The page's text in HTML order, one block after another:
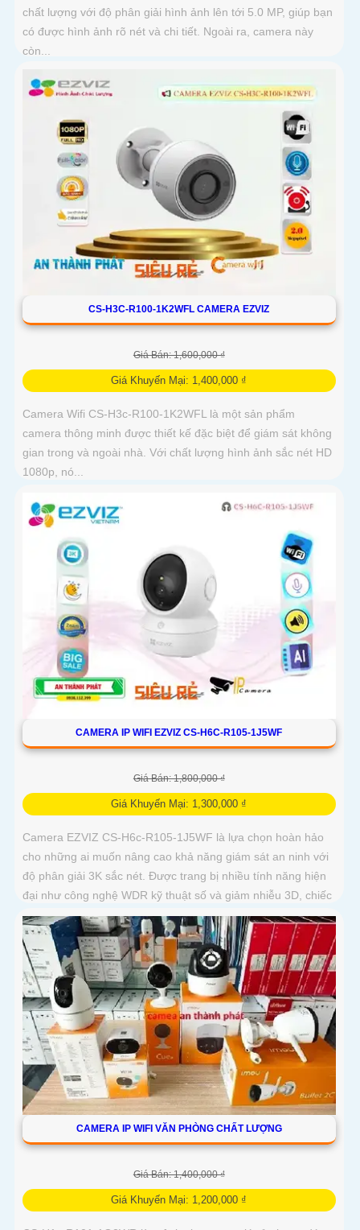
chất lượng với độ phân giải hình ảnh lên tới 5.0 MP, giúp bạn
có được hình ảnh rõ nét và chi tiết. Ngoài ra, camera này
còn...
CS-H3C-R100-1K2WFL CAMERA EZVIZ
Giá Bán: 1,600,000 ₫
Giá Khuyến Mại: 1,400,000 ₫
Camera Wifi CS-H3c-R100-1K2WFL là một sản phẩm
camera thông minh được thiết kế đặc biệt để giám sát không
gian trong và ngoài nhà. Với chất lượng hình ảnh sắc nét HD
1080p, nó...
CAMERA IP WIFI EZVIZ CS-H6C-R105-1J5WF
Giá Bán: 1,800,000 ₫
Giá Khuyến Mại: 1,300,000 ₫
Camera EZVIZ CS-H6c-R105-1J5WF là lựa chọn hoàn hảo
cho những ai muốn nâng cao khả năng giám sát an ninh với
độ phân giải 3K sắc nét. Được trang bị nhiều tính năng hiện
đại như công nghệ WDR kỹ thuật số và giảm nhiễu 3D, chiếc
camera này giúp cải thiện chất lượng hình ảnh trong mọi
điều kiện ánh sáng
CAMERA IP WIFI VĂN PHÒNG CHẤT LƯỢNG
Giá Bán: 1,400,000 ₫
Giá Khuyến Mại: 1,200,000 ₫